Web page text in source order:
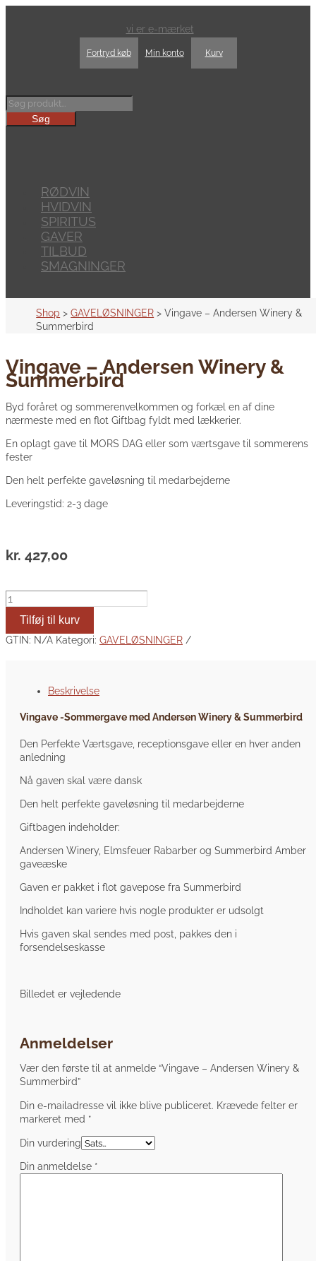
vi er e-mærket
Fortryd køb Min konto Kurv
Products
searchSøg
RØDVIN
HVIDVIN
SPIRITUS
GAVER
TILBUD
SMAGNINGER
Shop >GAVELØSNINGER > Vingave – Andersen Winery &
Summerbird
Vingave – Andersen Winery &
Summerbird
Byd foråret og sommerenvelkommen og forkæl en af dine
nærmeste med en flot Giftbag fyldt med lækkerier.
En oplagt gave til MORS DAG eller som værtsgave til sommerens
fester
Den helt perfekte gaveløsning til medarbejderne
Leveringstid: 2-3 dage
kr. 427,00
Vingave
-
Andersen
Winery
Tilføj til kurv
GTIN: N/A Kategori: GAVELØSNINGER
Beskrivelse
Vingave -Sommergave med Andersen Winery & Summerbird
Den Perfekte Værtsgave, receptionsgave eller en hver anden
anledning
Nå gaven skal være dansk
Den helt perfekte gaveløsning til medarbejderne
Giftbagen indeholder:
Andersen Winery, Elmsfeuer Rabarber og Summerbird Amber
gaveæske
Gaven er pakket i flot gavepose fra Summerbird
Indholdet kan variere hvis nogle produkter er udsolgt
Hvis gaven skal sendes med post, pakkes den i
forsendelseskasse
Billedet er vejledende
Anmeldelser
Vær den første til at anmelde “Vingave – Andersen Winery &
Summerbird”
Din e-mailadresse vil ikke blive publiceret. Krævede felter er
markeret med *
Din vurdering
Din anmeldelse *